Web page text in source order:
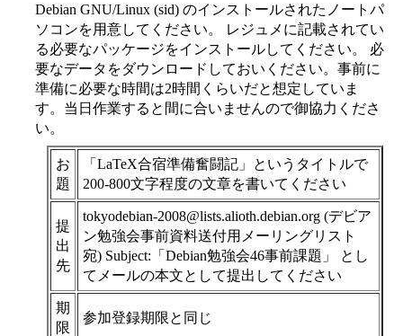
Debian GNU/Linux (sid) のインストールされたノートパ
ソコンを用意してください。 レジュメに記載されてい
る必要なパッケージをインストールしてください。 必
要なデータをダウンロードしておいください。事前に
準備に必要な時間は2時間くらいだと想定していま
す。当日作業すると間に合いませんので御協力くださ
い。
お
題
「LaTeX合宿準備奮闘記」というタイトルで
200-800文字程度の文章を書いてください
提
出
先
tokyodebian-2008@lists.alioth.debian.org (デビア
ン勉強会事前資料送付用メーリングリスト
宛) Subject:「Debian勉強会46事前課題」 とし
てメールの本文として提出してください
期
限
参加登録期限と同じ